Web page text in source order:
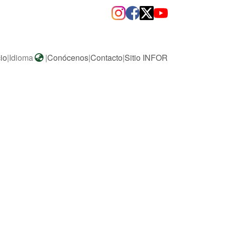
|Idioma |Conócenos|Contacto|Sitio INFOR